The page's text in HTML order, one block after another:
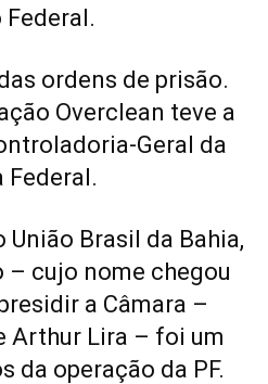
ordens de prisão.
Overclean teve a
Geral da
Federal.
Brasil da Bahia,
– cujo nome chegou
a Câmara –
Arthur Lira – foi um
da operação da PF.